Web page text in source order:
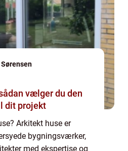
dit projekt
Arkitekt huse er
bygningsværker,
med ekspertise og